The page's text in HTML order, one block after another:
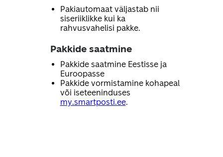
Pakiautomaat väljastab nii
siseriiklikke kui ka
rahvusvahelisi pakke.
Pakkide saatmine
Pakkide saatmine Eestisse ja
Euroopasse
Pakkide vormistamine kohapeal
või iseteeninduses
my.smartposti.ee.